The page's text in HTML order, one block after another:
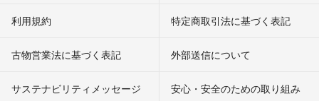
利用規約 特定商取引法に基づく表記
古物営業法に基づく表記 外部送信について
サステナビリティメッセージ 安心・安全のための取り組み